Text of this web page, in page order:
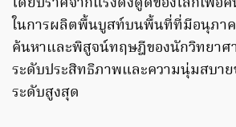
ในการผลิตพื้นบูสท์บนพื้นที่ที่มีอนุภา
ค้นหาและพิสูจน์ทฤษฎีของนักวิทยาศ
ระดับประสิทธิภาพและความนุ่มสบาย
ระดับสูงสุด